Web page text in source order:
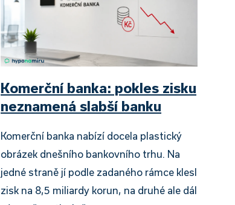
Komerční banka: pokles zisku
neznamená slabší banku
Komerční banka nabízí docela plastický
obrázek dnešního bankovního trhu. Na
jedné straně jí podle zadaného rámce klesl
zisk na 8,5 miliardy korun, na druhé ale dál